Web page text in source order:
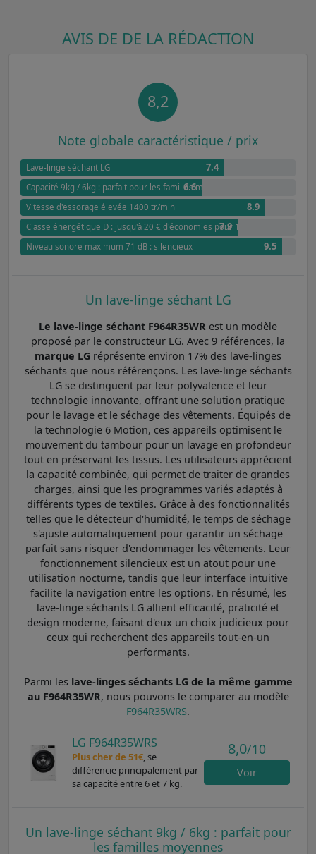
AVIS DE DE LA RÉDACTION
8,2
Note globale caractéristique / prix
Lave-linge séchant LG 7.4
Capacité 9kg / 6kg : parfait pour les familles moyennes
6.6
Vitesse d'essorage élevée 1400 tr/min 8.9
Classe énergétique D : jusqu'à 20 € d'économies pour 100 cycles par
7.9
Niveau sonore maximum 71 dB : silencieux 9.5
Un lave-linge séchant LG
Le lave-linge séchant F964R35WR est un modèle
proposé par le constructeur LG. Avec 9 références, la
marque LG réprésente environ 17% des lave-linges
séchants que nous référençons. Les lave-linge séchants
LG se distinguent par leur polyvalence et leur
technologie innovante, offrant une solution pratique
pour le lavage et le séchage des vêtements. Équipés de
la technologie 6 Motion, ces appareils optimisent le
mouvement du tambour pour un lavage en profondeur
tout en préservant les tissus. Les utilisateurs apprécient
la capacité combinée, qui permet de traiter de grandes
charges, ainsi que les programmes variés adaptés à
différents types de textiles. Grâce à des fonctionnalités
telles que le détecteur d'humidité, le temps de séchage
s'ajuste automatiquement pour garantir un séchage
parfait sans risquer d'endommager les vêtements. Leur
fonctionnement silencieux est un atout pour une
utilisation nocturne, tandis que leur interface intuitive
facilite la navigation entre les options. En résumé, les
lave-linge séchants LG allient efficacité, praticité et
design moderne, faisant d'eux un choix judicieux pour
ceux qui recherchent des appareils tout-en-un
performants.
Parmi les lave-linges séchants LG de la même gamme
au F964R35WR, nous pouvons le comparer au modèle
F964R35WRS.
LG F964R35WRS
Plus cher de 51€, se
différencie principalement par
sa capacité entre 6 et 7 kg.
8,0/10
Voir
Un lave-linge séchant 9kg / 6kg : parfait pour
les familles moyennes